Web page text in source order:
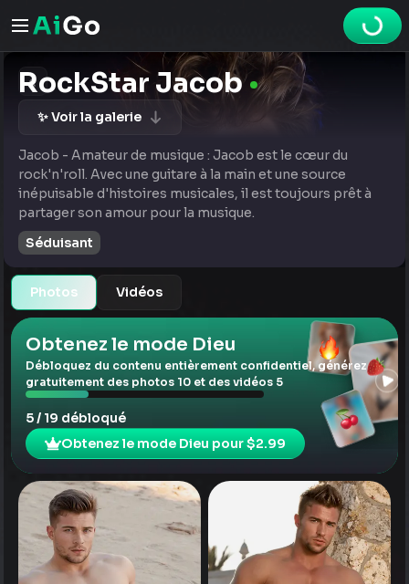
RockStar Jacob
✨ Voir la galerie
Jacob - Amateur de musique : Jacob est le cœur du
rock'n'roll. Avec une guitare à la main et une source
inépuisable d'histoires musicales, il est toujours prêt à
partager son amour pour la musique.
Séduisant
Photos Vidéos
Obtenez le mode Dieu
Débloquez du contenu entièrement confidentiel, générez
gratuitement des photos 10 et des vidéos 5
5 / 19 débloqué
Obtenez le mode Dieu pour $2.99